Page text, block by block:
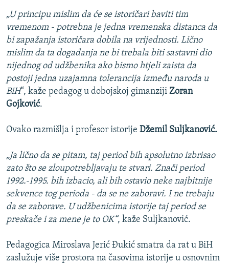
„U principu mislim da će se istoričari baviti tim
vremenom - potrebna je jedna vremenska distanca da
bi zapažanja istoričara dobila na vrijednosti. Lično
mislim da ta događanja ne bi trebala biti sastavni dio
nijednog od udžbenika ako bismo htjeli zaista da
postoji jedna uzajamna tolerancija između naroda u
BiH“, kaže pedagog u dobojskoj gimanziji Zoran
Gojković.
Ovako razmišlja i profesor istorije Džemil Suljkanović.
„Ja lično da se pitam, taj period bih apsolutno izbrisao
zato što se zloupotrebljavaju te stvari. Znači period
1992.-1995. bih izbacio, ali bih ostavio neke najbitnije
sekvence tog perioda - da se ne zaboravi. I ne trebaju
da se zaborave. U udžbenicima istorije taj period se
preskače i za mene je to OK“, kaže Suljkanović.
Pedagogica Miroslava Jerić Đukić smatra da rat u BiH
zaslužuje više prostora na časovima istorije u osnovnim